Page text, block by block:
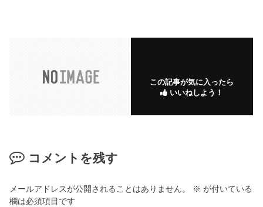
この記事が気に入ったら
いいねしよう！
コメントを残す
メールアドレスが公開されることはありません。 ※ が付いている
欄は必須項目です